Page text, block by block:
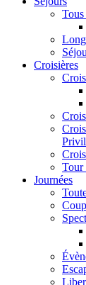
Tous
Croisières
Tour
Journées